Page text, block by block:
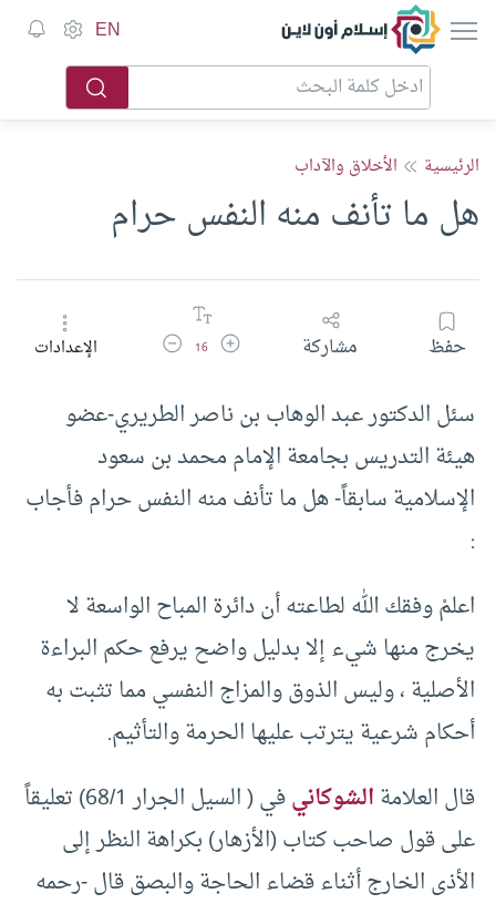
إسلام أون لاين EN
الرئيسية الأخلاق والآداب
هل ما تأنف منه النفس حرام
حفظ مشاركة زيادة حجم الخط
16 تقليل حجم الخطالإعدادات
سئل الدكتور عبد الوهاب بن ناصر الطريري-عضو
هيئة التدريس بجامعة الإمام محمد بن سعود
الإسلامية سابقاً- هل ما تأنف منه النفس حرام فأجاب
:
اعلمْ وفقك الله لطاعته أن دائرة المباح الواسعة لا
يخرج منها شيء إلا بدليل واضح يرفع حكم البراءة
الأصلية ، وليس الذوق والمزاج النفسي مما تثبت به
أحكام شرعية يترتب عليها الحرمة والتأثيم.
قال العلامةالشوكاني
في ( السيل الجرار 68/1) تعليقاً
على قول صاحب كتاب (الأزهار) بكراهة النظر إلى
الأذى الخارج أثناء قضاء الحاجة والبصق قال -رحمه